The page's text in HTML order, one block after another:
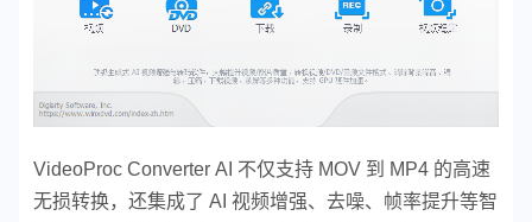
VideoProc Converter AI 不仅支持 MOV 到 MP4 的高速
无损转换，还集成了 AI 视频增强、去噪、帧率提升等智